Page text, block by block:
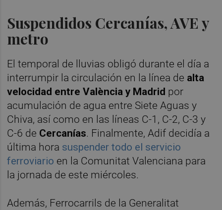
Suspendidos Cercanías, AVE y
metro
El temporal de lluvias obligó durante el día a
interrumpir la circulación en la línea de alta
velocidad entre València y Madrid por
acumulación de agua entre Siete Aguas y
Chiva, así como en las líneas C-1, C-2, C-3 y
C-6 de Cercanías. Finalmente, Adif decidía a
última hora suspender todo el servicio
ferroviario en la Comunitat Valenciana para
la jornada de este miércoles.
Además, Ferrocarrils de la Generalitat